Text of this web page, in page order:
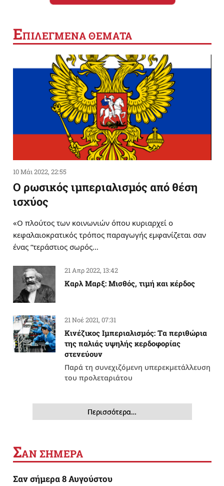
ΕΠΙΛΕΓΜΕΝΑ ΘΕΜΑΤΑ
10 Μάι 2022, 22:55
Ο ρωσικός ιμπεριαλισμός από θέση
ισχύος
«Ο πλούτος των κοινωνιών όπου κυριαρχεί ο
κεφαλαιοκρατικός τρόπος παραγωγής εμφανίζεται σαν
ένας “τεράστιος σωρός…
21 Απρ 2022, 13:42
Καρλ Μαρξ: Μισθός, τιμή και κέρδος
21 Νοέ 2021, 07:31
Κινέζικος Ιμπεριαλισμός: Tα περιθώρια
της παλιάς υψηλής κερδοφορίας
στενεύουν
Παρά τη συνεχιζόμενη υπερεκμετάλλευση
του προλεταριάτου
Περισσότερα…
ΣΑΝ ΣΗΜΕΡΑ
Σαν σήμερα 8 Αυγούστου